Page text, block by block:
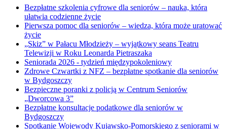
Bezpłatne szkolenia cyfrowe dla seniorów – nauka, która
ułatwia codzienne życie
Pierwsza pomoc dla seniorów – wiedza, która może uratować
życie
„Skiz” w Pałacu Młodzieży – wyjątkowy seans Teatru
Telewizji w Roku Leonarda Pietraszaka
Seniorada 2026 - tydzień międzypokoleniowy
Zdrowe Czwartki z NFZ – bezpłatne spotkanie dla seniorów
w Bydgoszczy
Bezpieczne poranki z policją w Centrum Seniorów
„Dworcowa 3”
Bezpłatne konsultacje podatkowe dla seniorów w
Bydgoszczy
Spotkanie Wojewody Kujawsko-Pomorskiego z seniorami w